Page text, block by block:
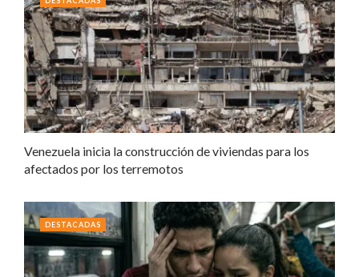
Venezuela inicia la construcción de viviendas para los
afectados por los terremotos
DESTACADAS